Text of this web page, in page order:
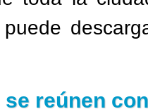
puede
se reúnen